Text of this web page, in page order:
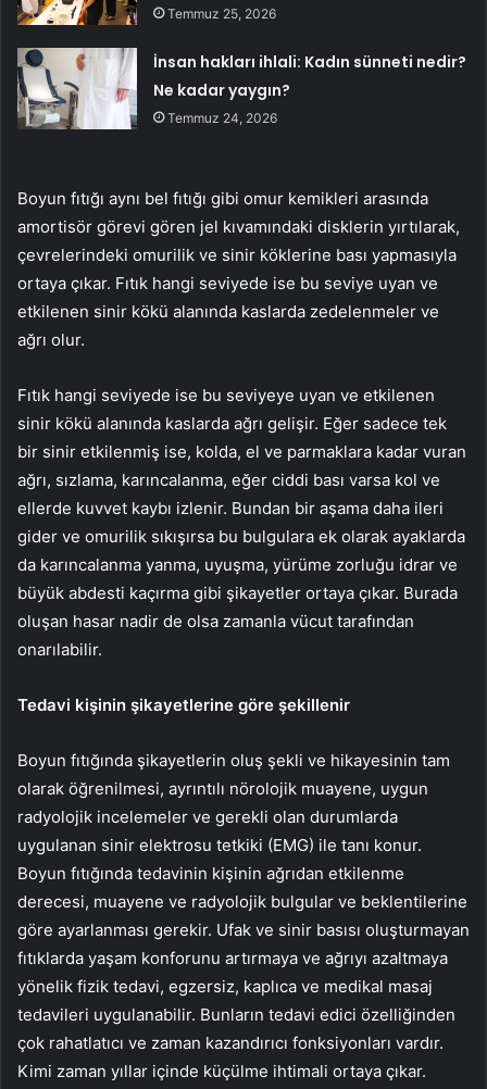
Temmuz 25, 2026
İnsan hakları ihlali: Kadın sünneti nedir?
Ne kadar yaygın?
Temmuz 24, 2026
Boyun fıtığı aynı bel fıtığı gibi omur kemikleri arasında
amortisör görevi gören jel kıvamındaki disklerin yırtılarak,
çevrelerindeki omurilik ve sinir köklerine bası yapmasıyla
ortaya çıkar. Fıtık hangi seviyede ise bu seviye uyan ve
etkilenen sinir kökü alanında kaslarda zedelenmeler ve
ağrı olur.
Fıtık hangi seviyede ise bu seviyeye uyan ve etkilenen
sinir kökü alanında kaslarda ağrı gelişir. Eğer sadece tek
bir sinir etkilenmiş ise, kolda, el ve parmaklara kadar vuran
ağrı, sızlama, karıncalanma, eğer ciddi bası varsa kol ve
ellerde kuvvet kaybı izlenir. Bundan bir aşama daha ileri
gider ve omurilik sıkışırsa bu bulgulara ek olarak ayaklarda
da karıncalanma yanma, uyuşma, yürüme zorluğu idrar ve
büyük abdesti kaçırma gibi şikayetler ortaya çıkar. Burada
oluşan hasar nadir de olsa zamanla vücut tarafından
onarılabilir.
Tedavi kişinin şikayetlerine göre şekillenir
Boyun fıtığında şikayetlerin oluş şekli ve hikayesinin tam
olarak öğrenilmesi, ayrıntılı nörolojik muayene, uygun
radyolojik incelemeler ve gerekli olan durumlarda
uygulanan sinir elektrosu tetkiki (EMG) ile tanı konur.
Boyun fıtığında tedavinin kişinin ağrıdan etkilenme
derecesi, muayene ve radyolojik bulgular ve beklentilerine
göre ayarlanması gerekir. Ufak ve sinir basısı oluşturmayan
fıtıklarda yaşam konforunu artırmaya ve ağrıyı azaltmaya
yönelik fizik tedavi, egzersiz, kaplıca ve medikal masaj
tedavileri uygulanabilir. Bunların tedavi edici özelliğinden
çok rahatlatıcı ve zaman kazandırıcı fonksiyonları vardır.
Kimi zaman yıllar içinde küçülme ihtimali ortaya çıkar.